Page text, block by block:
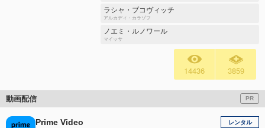
ラシャ・ブコヴィッチ
アルカディ・カラゾフ
ノエミ・ルノワール
マイッサ
14436 3859
動画配信 PR
Prime Video
レンタル